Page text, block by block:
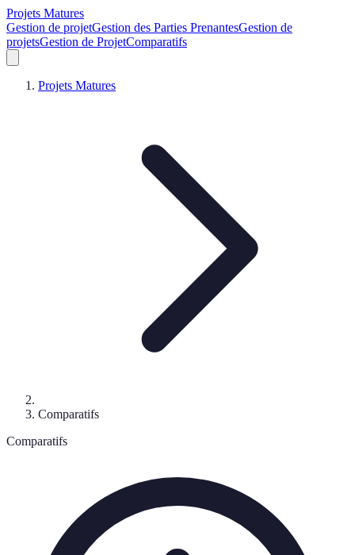
Projets Matures
Gestion de projetGestion des Parties PrenantesGestion de
projetsGestion de ProjetComparatifs
Projets Matures
Comparatifs
Comparatifs